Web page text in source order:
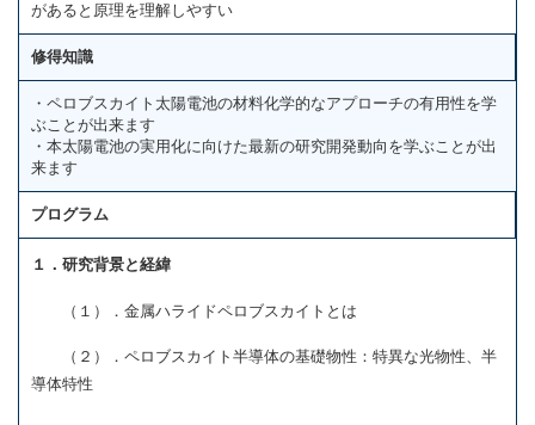
があると原理を理解しやすい
修得知識
・ペロブスカイト太陽電池の材料化学的なアプローチの有用性を学
ぶことが出来ます
・本太陽電池の実用化に向けた最新の研究開発動向を学ぶことが出
来ます
プログラム
１．研究背景と経緯
（１）．金属ハライドペロブスカイトとは
（２）．ペロブスカイト半導体の基礎物性：特異な光物性、半
導体特性